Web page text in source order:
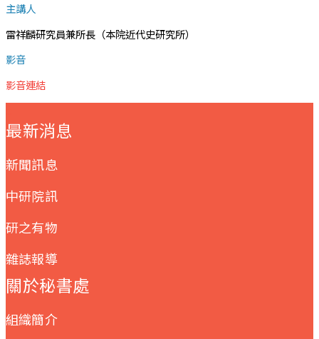
主講人
雷祥麟研究員兼所長（本院近代史研究所）
影音
影音連結
最新消息
新聞訊息
中研院訊
研之有物
雜誌報導
關於秘書處
組織簡介